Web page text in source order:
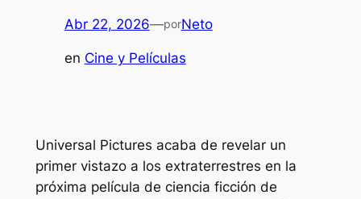
Abr 22, 2026—porNeto
en Cine y Películas
Universal Pictures acaba de revelar un
primer vistazo a los extraterrestres en la
próxima película de ciencia ficción de